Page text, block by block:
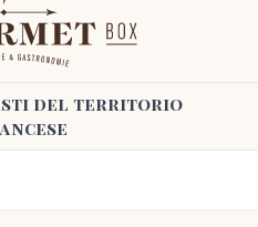
del territorio